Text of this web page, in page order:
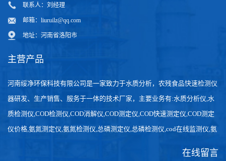
联系人：刘经理
邮箱： liuruilz@qq.com
地址：河南省洛阳市
主营产品
河南绥净环保科技有限公司是一家致力于水质分析，农残食品快速检测仪
器研发、生产销售、服务于一体的技术厂家，主要业务有:水质分析仪,水
质检测仪,COD检测仪,COD消解仪,COD测定仪,COD快速测定仪,COD测定
仪价格,氨氮测定仪,氨氮检测仪,总磷测定仪,总磷检测仪,cod在线监测仪,氨
在线留言